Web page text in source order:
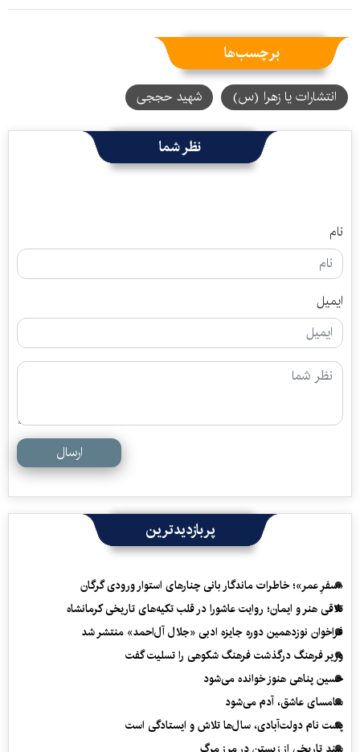
برچسب‌ها
انتشارات یا زهرا (س) شهید حججی
نظر شما
نام
ایمیل
ارسال
پربازدیدترین
«سفرِ عمر»؛ خاطرات ماندگار بانی چنارهای استوار ورودی گرگان
تلاقی هنر و ایمان؛ روایت عاشورا در قلب تکیه‌های تاریخی کرمانشاه
فراخوان نوزدهمین دوره جایزه ادبی «جلال آل‌احمد» منتشر شد
وزیر فرهنگ درگذشت فرهنگ شکوهی را تسلیت گفت
حسین پناهی هنوز خوانده می‌شود
سامسای عاشق، آدم می‌شود
پشت نام دولت‌آبادی، سال‌ها تلاش و ایستادگی است